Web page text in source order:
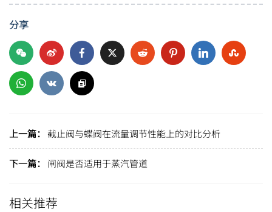
分享
上一篇： 截止阀与蝶阀在流量调节性能上的对比分析
下一篇： 闸阀是否适用于蒸汽管道
相关推荐